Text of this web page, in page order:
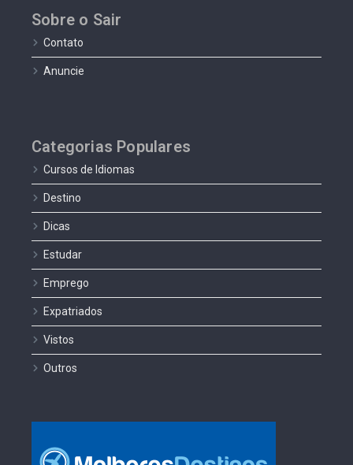
Sobre o Sair
Contato
Anuncie
Categorias Populares
Cursos de Idiomas
Destino
Dicas
Estudar
Emprego
Expatriados
Vistos
Outros